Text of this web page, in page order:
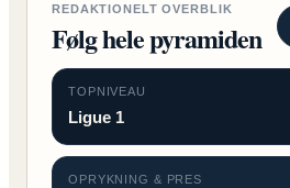
REDAKTIONELT OVERBLIK
Følg hele pyramiden
TOPNIVEAU
Ligue 1
OPRYKNING & PRES